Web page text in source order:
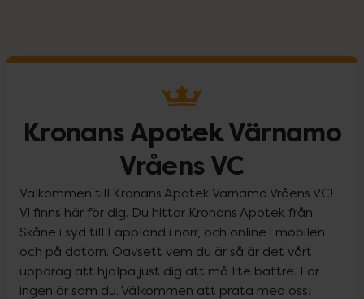
Kronans Apotek Värnamo
Vråens VC
Välkommen till Kronans Apotek Värnamo Vråens VC!
Vi finns här för dig. Du hittar Kronans Apotek från
Skåne i syd till Lappland i norr, och online i mobilen
och på datorn. Oavsett vem du är så är det vårt
uppdrag att hjälpa just dig att må lite bättre. För
ingen är som du. Välkommen att prata med oss!